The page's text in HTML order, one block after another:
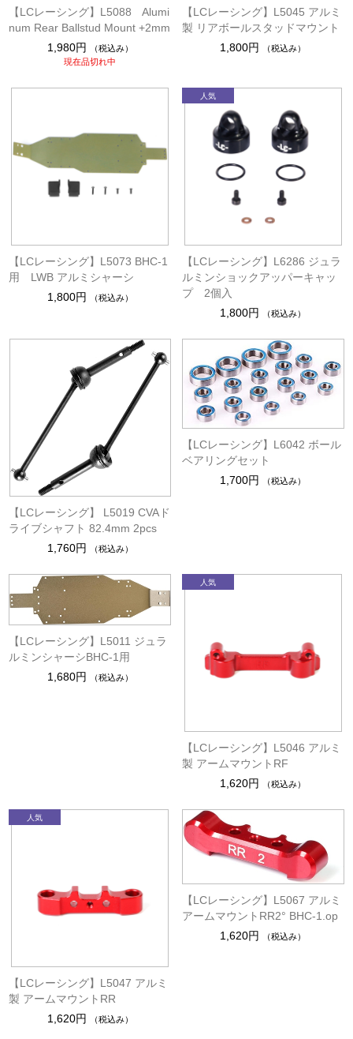
【LCレーシング】L5088 Alumi
num Rear Ballstud Mount +2mm
1,980円
（税込み）
現在品切れ中
【LCレーシング】L5045 アルミ
製 リアボールスタッドマウント
1,800円
（税込み）
【LCレーシング】L5073 BHC-1
用 LWB アルミシャーシ
1,800円
（税込み）
【LCレーシング】L6286 ジュラ
ルミンショックアッパーキャッ
プ 2個入
1,800円
（税込み）
【LCレーシング】 L5019 CVAド
ライブシャフト 82.4mm 2pcs
1,760円
（税込み）
【LCレーシング】L6042 ボール
ベアリングセット
1,700円
（税込み）
【LCレーシング】L5011 ジュラ
ルミンシャーシBHC-1用
1,680円
（税込み）
【LCレーシング】L5046 アルミ
製 アームマウントRF
1,620円
（税込み）
【LCレーシング】L5047 アルミ
製 アームマウントRR
1,620円
（税込み）
【LCレーシング】L5067 アルミ
アームマウントRR2° BHC-1.op
1,620円
（税込み）